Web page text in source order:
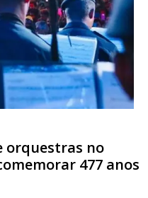
orquestras no
477 anos